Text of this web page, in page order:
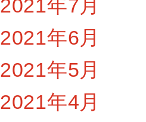
2021年7月
2021年6月
2021年5月
2021年4月